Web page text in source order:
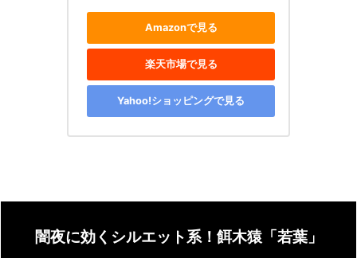
Amazonで見る
楽天市場で見る
Yahoo!ショッピングで見る
闇夜に効くシルエット系！餌木猿「若葉」